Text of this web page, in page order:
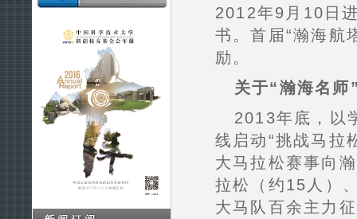
2012年9月10日
书。首届“瀚海航
励。
关于“瀚海名师
2013年底，以
线启动“挑战马拉
大马拉松赛事向
拉松（约15人）
大马队百余主力